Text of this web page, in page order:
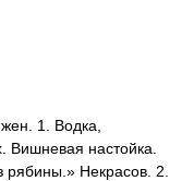
1. Водка,
Вишневая настойка.
рябины.» Некрасов. 2.